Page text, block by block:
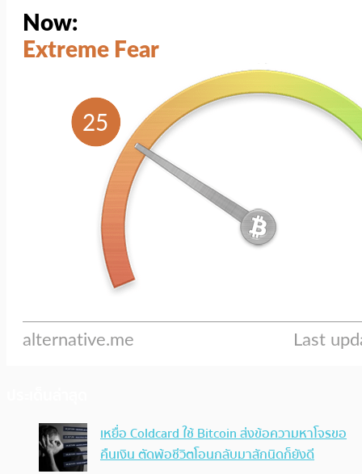
เหยื่อ Coldcard ใช้ Bitcoin ส่งข้อความหาโจรขอ
คืนเงิน ตัดพ้อชีวิตโอนกลับมาสักนิดก็ยังดี